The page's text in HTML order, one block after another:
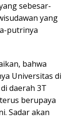
sebesar-
yang
putrinya
bahwa
Universitas di
daerah 3T
berupaya
Sadar akan